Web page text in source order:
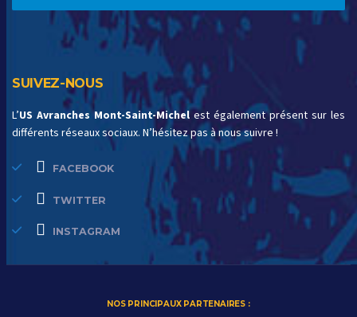
SUIVEZ-NOUS
L’US Avranches Mont-Saint-Michel est également présent sur les
différents réseaux sociaux. N’hésitez pas à nous suivre !
FACEBOOK
TWITTER
INSTAGRAM
NOS PRINCIPAUX PARTENAIRES :